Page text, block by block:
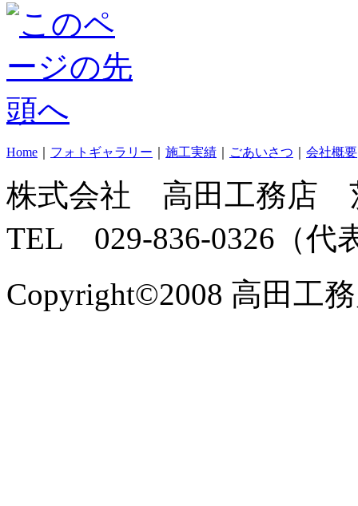
Home フォトギャラリー 施工実績 ごあいさつ 会社概要
株式会社 高田工務店
TEL 029-836-0326（
Copyright©2008 高田工